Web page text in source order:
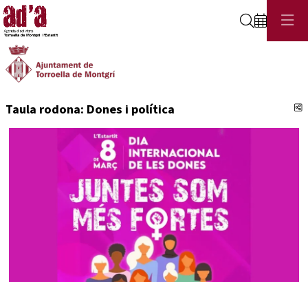
Cerca
Taula rodona: Dones i política